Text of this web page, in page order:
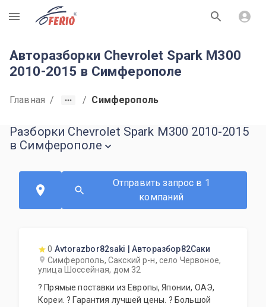
R
Авторазборки Chevrolet Spark M300
2010-2015 в Симферополе
Главная / / Симферополь
Разборки Chevrolet Spark M300 2010-2015
в Симферополе
Отправить запрос в 1
компаний
0 Avtorazbor82saki | Авторазбор82Саки
Симферополь, Сакский р-н, село Червоное,
улица Шоссейная, дом 32
? Прямые поставки из Европы, Японии, ОАЭ,
Кореи. ? Гарантия лучшей цены. ? Большой